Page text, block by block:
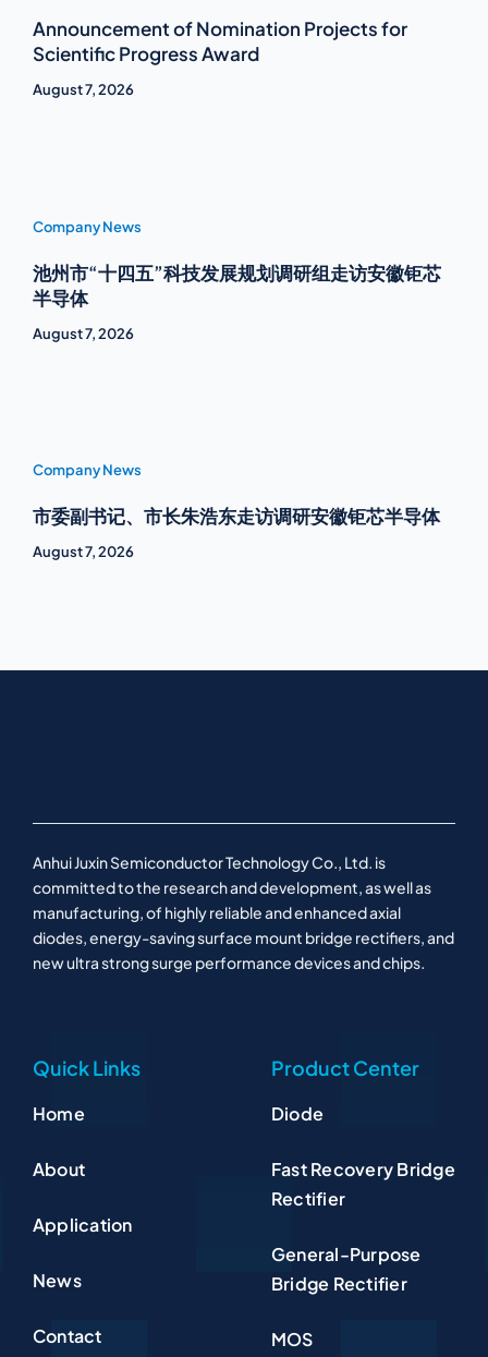
Announcement of Nomination Projects for
Scientific Progress Award
August 7, 2026
Company News
池州市“十四五”科技发展规划调研组走访安徽钜芯
半导体
August 7, 2026
Company News
市委副书记、市长朱浩东走访调研安徽钜芯半导体
August 7, 2026
Anhui Juxin Semiconductor Technology Co., Ltd. is
committed to the research and development, as well as
manufacturing, of highly reliable and enhanced axial
diodes, energy-saving surface mount bridge rectifiers, and
new ultra strong surge performance devices and chips.
Quick Links
Home
About
Application
News
Contact
Product Center
Diode
Fast Recovery Bridge
Rectifier
General-Purpose
Bridge Rectifier
MOS